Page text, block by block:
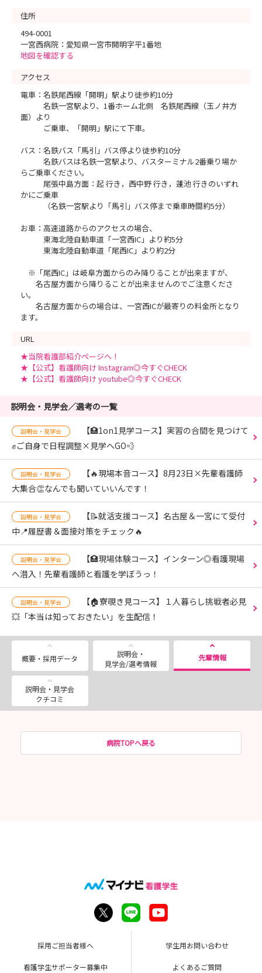
住所
494-0001
一宮西病院：愛知県一宮市開明字平1番地
地図を確認する
アクセス
電車：名鉄尾西線「開明」駅より徒歩約10分
名鉄一宮駅より、1番ホーム北側 名鉄尾西線（玉ノ井方
面）より
ご乗車、「開明」駅にて下車。
バス：名鉄バス「馬引」バス停より徒歩約10分
名鉄バスは名鉄一宮駅より、バスターミナル2番乗り場か
らご乗車ください。
尾張中島方面：起 行き，西中野 行き，蓮池 行きのいずれ
かにご乗車
（名鉄一宮駅より「馬引」バス停まで乗車時間約5分）
お車：高速道路からのアクセスの場合、
東海北陸自動車道「一宮西IC」より約5分
東海北陸自動車道「尾西IC」より約2分
※「尾西IC」は岐阜方面からのみ降りることが出来ますが、
名古屋方面から降りることが出来ませんのでご注意くださ
い。
名古屋方面からの場合は、一宮西ICが最寄りの料金所となり
ます。
URL
★当院看護部紹介ページへ！
★【公式】看護師向け Instagram◎今すぐCHECK
★【公式】看護師向け youtube◎今すぐCHECK
説明会・見学会／選考の一覧
説明会・見学会
【🏥1on1見学コース】実習の合間を見つけて
✊ご自身で日程調整×見学へGO💨
説明会・見学会
【🔥現場本音コース】8月23日×先輩看護師
大集合👏なんでも聞いていいんです！
説明会・見学会
【📝就活支援コース】名古屋＆一宮にて受付
中📍履歴書＆面接対策をチェック🔥
説明会・見学会
【🏥現場体験コース】インターン◎看護現場
へ潜入！先輩看護師と看護を学ぼうっ！
説明会・見学会
【🏠寮覗き見コース】１人暮らし挑戦者必見
💥「本当は知っておきたい」を生配信！
概要・採用データ
説明会・
見学会/選考情報
先輩情報
説明会・見学会
クチコミ
病院TOPへ戻る
採用ご担当者様へ 学生用お問い合わせ
看護学生サポーター募集中 よくあるご質問